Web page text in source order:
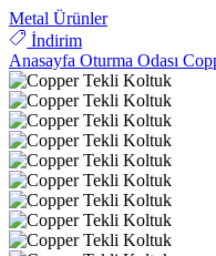
Metal Ürünler
İndirim
Anasayfa Oturma Odası